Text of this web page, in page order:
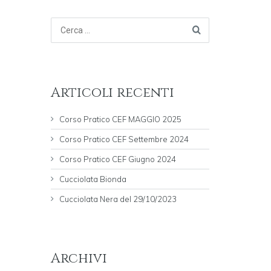
Articoli recenti
Corso Pratico CEF MAGGIO 2025
Corso Pratico CEF Settembre 2024
Corso Pratico CEF Giugno 2024
Cucciolata Bionda
Cucciolata Nera del 29/10/2023
Archivi